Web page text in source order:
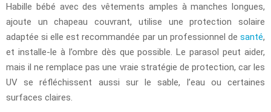
Habille bébé avec des vêtements amples à manches longues,
ajoute un chapeau couvrant, utilise une protection solaire
adaptée si elle est recommandée par un professionnel de santé,
et installe-le à l’ombre dès que possible. Le parasol peut aider,
mais il ne remplace pas une vraie stratégie de protection, car les
UV se réfléchissent aussi sur le sable, l’eau ou certaines
surfaces claires.